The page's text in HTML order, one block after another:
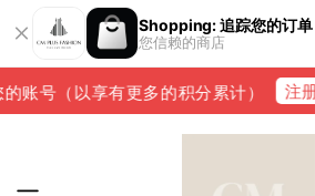
Shopping: 追踪您的订单
您信赖的商店
账号（以享有更多的积分累计） 注册